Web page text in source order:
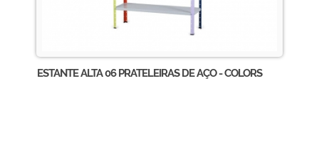
ESTANTE ALTA 06 PRATELEIRAS DE AÇO - COLORS